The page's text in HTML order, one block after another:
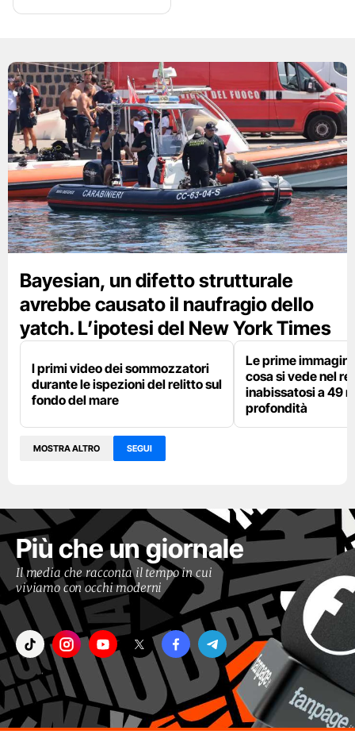
Bayesian, un difetto strutturale
avrebbe causato il naufragio dello
yatch. L’ipotesi del New York Times
I primi video dei sommozzatori
durante le ispezioni del relitto sul
fondo del mare
Le prime
cosa si vede nel
inabissatosi a 49
profondità
MOSTRA ALTRO SEGUI
Più che un giornale
Il media che racconta il tempo in cui
viviamo con occhi moderni